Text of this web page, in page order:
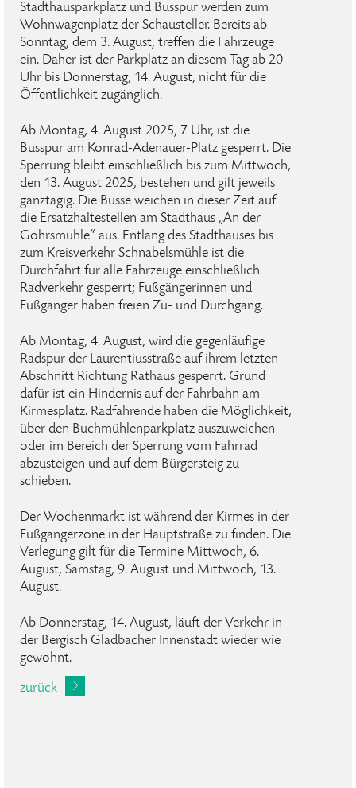
Stadthausparkplatz und Busspur werden zum
Wohnwagenplatz der Schausteller. Bereits ab
Sonntag, dem 3. August, treffen die Fahrzeuge
ein. Daher ist der Parkplatz an diesem Tag ab 20
Uhr bis Donnerstag, 14. August, nicht für die
Öffentlichkeit zugänglich.
Ab Montag, 4. August 2025, 7 Uhr, ist die
Busspur am Konrad-Adenauer-Platz gesperrt. Die
Sperrung bleibt einschließlich bis zum Mittwoch,
den 13. August 2025, bestehen und gilt jeweils
ganztägig. Die Busse weichen in dieser Zeit auf
die Ersatzhaltestellen am Stadthaus „An der
Gohrsmühle“ aus. Entlang des Stadthauses bis
zum Kreisverkehr Schnabelsmühle ist die
Durchfahrt für alle Fahrzeuge einschließlich
Radverkehr gesperrt; Fußgängerinnen und
Fußgänger haben freien Zu- und Durchgang.
Ab Montag, 4. August, wird die gegenläufige
Radspur der Laurentiusstraße auf ihrem letzten
Abschnitt Richtung Rathaus gesperrt. Grund
dafür ist ein Hindernis auf der Fahrbahn am
Kirmesplatz. Radfahrende haben die Möglichkeit,
über den Buchmühlenparkplatz auszuweichen
oder im Bereich der Sperrung vom Fahrrad
abzusteigen und auf dem Bürgersteig zu
schieben.
Der Wochenmarkt ist während der Kirmes in der
Fußgängerzone in der Hauptstraße zu finden. Die
Verlegung gilt für die Termine Mittwoch, 6.
August, Samstag, 9. August und Mittwoch, 13.
August.
Ab Donnerstag, 14. August, läuft der Verkehr in
der Bergisch Gladbacher Innenstadt wieder wie
gewohnt.
zurück